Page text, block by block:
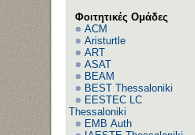
Φοιτητικές Ομάδες
ACM
Aristurtle
ART
ASAT
BEAM
BEST Thessaloniki
EESTEC LC
Thessaloniki
EΜΒ Auth